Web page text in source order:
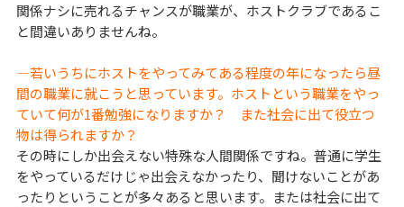
関係ナシに売れるチャンスが職業が、ホストクラブであるこ
と間違いありませんね。
―若いうちにホストをやってみてある程度の年になったら昼
間の職業に就こうと思っています。ホストという職業をやっ
ていて何が1番勉強になりますか？ また社会に出て役立つ
物は得られますか？
その時にしか出会えない特殊な人間関係ですね。普通に学生
をやっているだけじゃ出会えなかったり、聞けないことがあ
ったりということが多々あると思います。または社会に出て